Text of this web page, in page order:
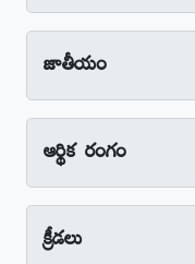
జాతీయం
ఆర్థిక రంగం
క్రీడలు